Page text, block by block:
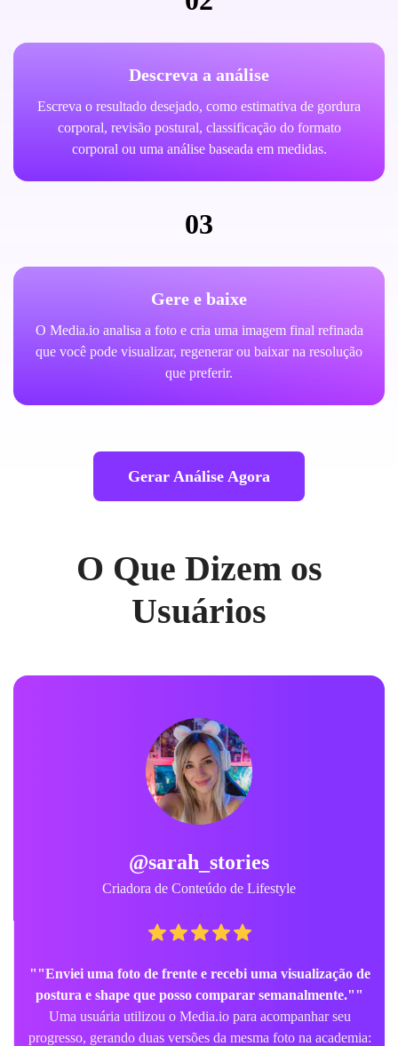
Descreva a análise
Escreva o resultado desejado, como estimativa de gordura
corporal, revisão postural, classificação do formato
corporal ou uma análise baseada em medidas.
03
Gere e baixe
O Media.io analisa a foto e cria uma imagem final refinada
que você pode visualizar, regenerar ou baixar na resolução
que preferir.
Gerar Análise Agora
O Que Dizem os
Usuários
@sarah_stories
Criadora de Conteúdo de Lifestyle
""Enviei uma foto de frente e recebi uma visualização de
postura e shape que posso comparar semanalmente.""
Uma usuária utilizou o Media.io para acompanhar seu
progresso, gerando duas versões da mesma foto na academia: